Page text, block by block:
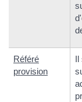
Référé
provision
Il